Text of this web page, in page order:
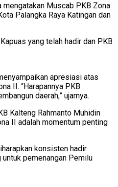
mengatakan Muscab PKB Zona
Palangka Raya Katingan dan
yang telah hadir dan PKB
apresiasi atas
II. “Harapannya PKB
daerah,” ujarnya.
Kalteng Rahmanto Muhidin
II adalah momentum penting
konsisten hadir
pemenangan Pemilu